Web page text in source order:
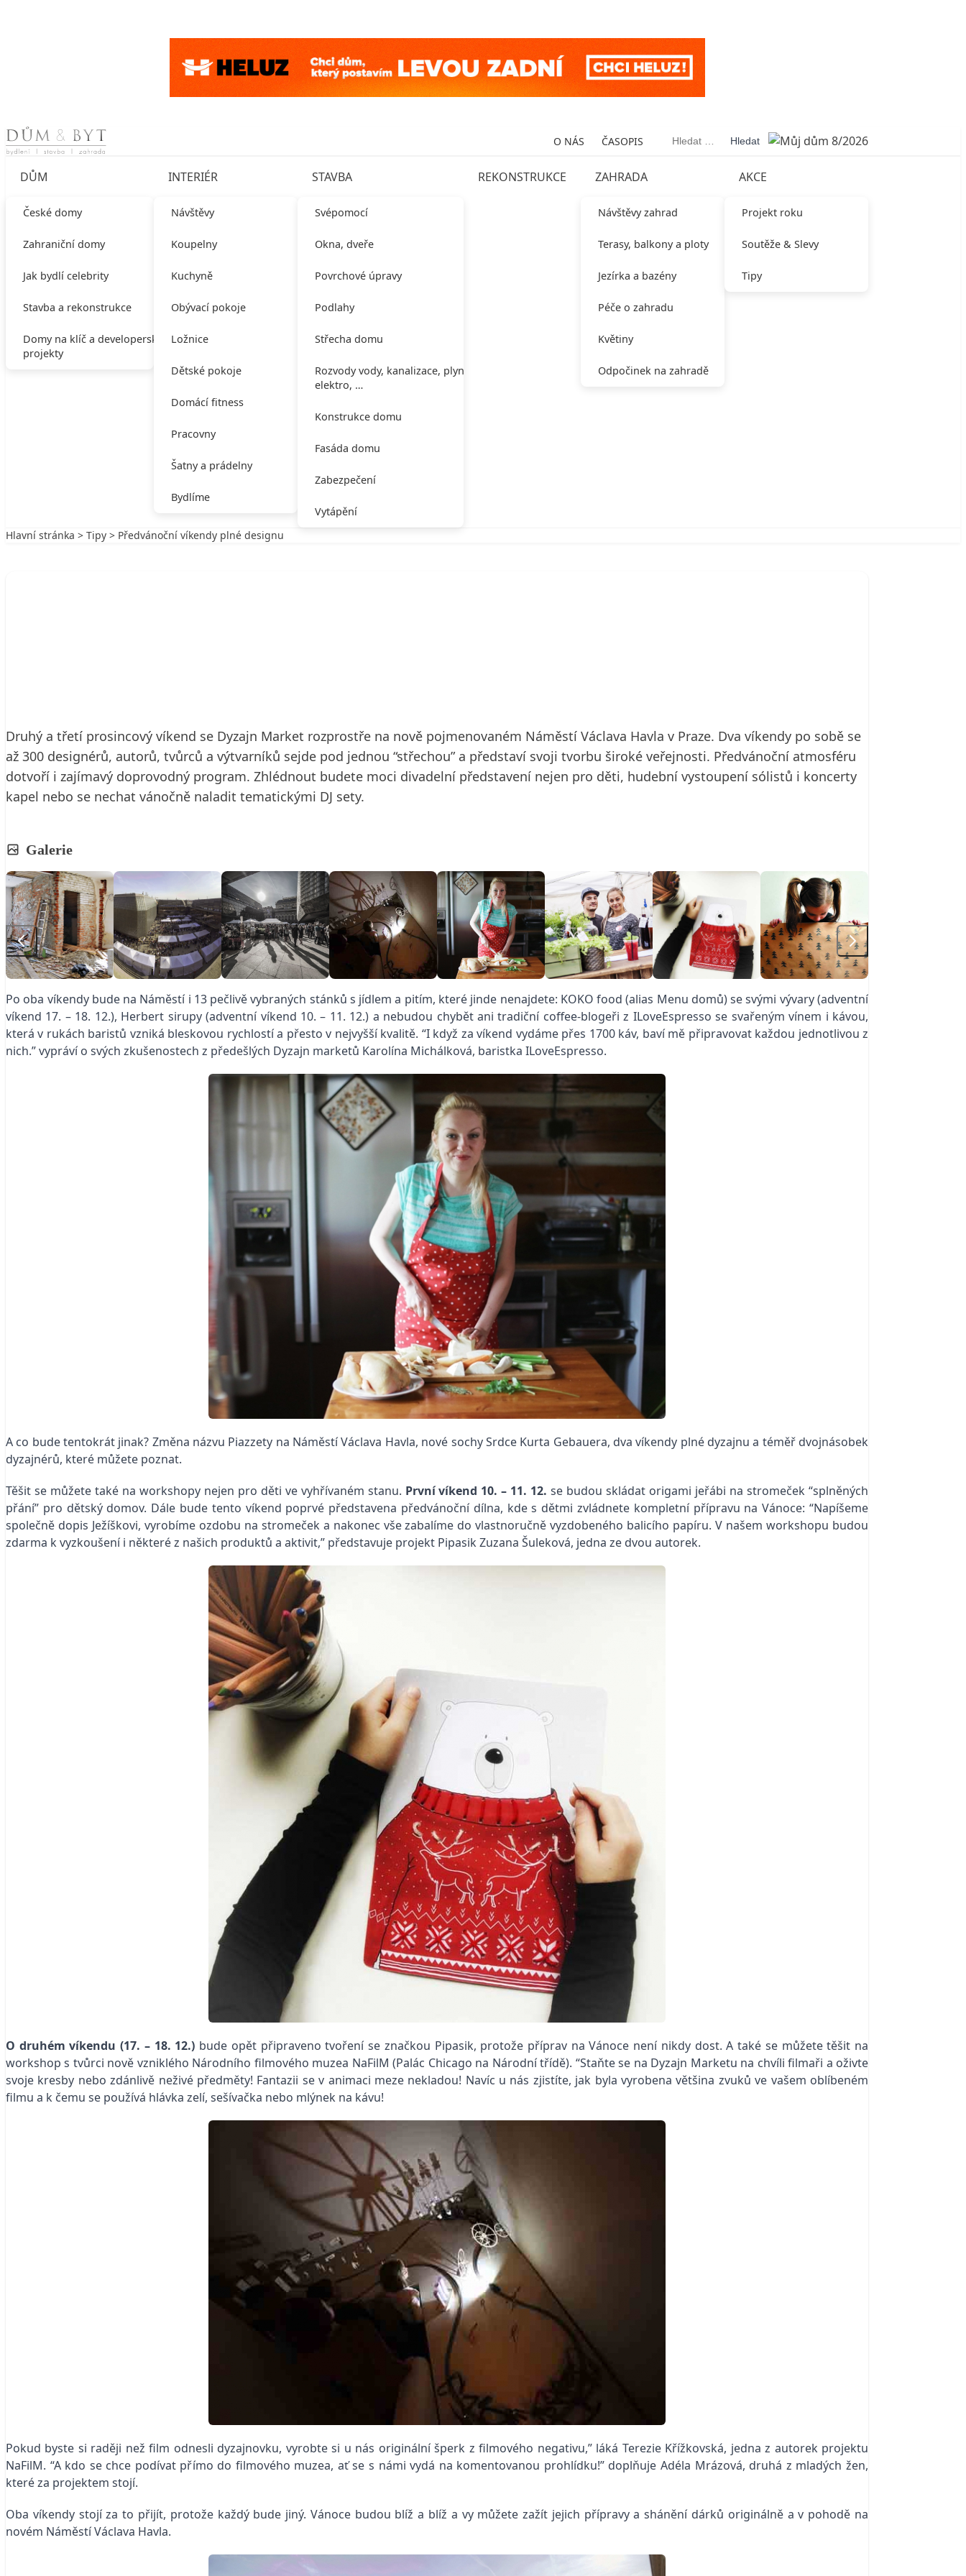
Skip to content O NÁS ČASOPIS Vyhledávání
DŮM
České domy
Zahraniční domy
Jak bydlí celebrity
Stavba a rekonstrukce
Domy na klíč a developerské
projekty
INTERIÉR
Návštěvy
Koupelny
Kuchyně
Obývací pokoje
Ložnice
Dětské pokoje
Domácí fitness
Pracovny
Šatny a prádelny
Bydlíme
STAVBA
Svépomocí
Okna, dveře
Povrchové úpravy
Podlahy
Střecha domu
Rozvody vody, kanalizace, plynu,
elektro, …
Konstrukce domu
Fasáda domu
Zabezpečení
Vytápění
REKONSTRUKCE ZAHRADA
Návštěvy zahrad
Terasy, balkony a ploty
Jezírka a bazény
Péče o zahradu
Květiny
Odpočinek na zahradě
AKCE
Projekt roku
Soutěže & Slevy
Tipy
Hlavní stránka > Tipy > Předvánoční víkendy plné designu
Druhý a třetí prosincový víkend se Dyzajn Market rozprostře na nově pojmenovaném Náměstí Václava Havla v Praze. Dva víkendy po sobě se
až 300 designérů, autorů, tvůrců a výtvarníků sejde pod jednou “střechou” a představí svoji tvorbu široké veřejnosti. Předvánoční atmosféru
dotvoří i zajímavý doprovodný program. Zhlédnout budete moci divadelní představení nejen pro děti, hudební vystoupení sólistů i koncerty
kapel nebo se nechat vánočně naladit tematickými DJ sety.
Galerie
Po oba víkendy bude na Náměstí i 13 pečlivě vybraných stánků s jídlem a pitím, které jinde nenajdete: KOKO food (alias Menu domů) se svými vývary (adventní
víkend 17. – 18. 12.), Herbert sirupy (adventní víkend 10. – 11. 12.) a nebudou chybět ani tradiční coffee-blogeři z ILoveEspresso se svařeným vínem i kávou,
která v rukách baristů vzniká bleskovou rychlostí a přesto v nejvyšší kvalitě. “I když za víkend vydáme přes 1700 káv, baví mě připravovat každou jednotlivou z
nich.” vypráví o svých zkušenostech z předešlých Dyzajn marketů Karolína Michálková, baristka ILoveEspresso.
A co bude tentokrát jinak? Změna názvu Piazzety na Náměstí Václava Havla, nové sochy Srdce Kurta Gebauera, dva víkendy plné dyzajnu a téměř dvojnásobek
dyzajnérů, které můžete poznat.
Těšit se můžete také na workshopy nejen pro děti ve vyhřívaném stanu. První víkend 10. – 11. 12. se budou skládat origami jeřábi na stromeček “splněných
přání” pro dětský domov. Dále bude tento víkend poprvé představena předvánoční dílna, kde s dětmi zvládnete kompletní přípravu na Vánoce: “Napíšeme
společně dopis Ježíškovi, vyrobíme ozdobu na stromeček a nakonec vše zabalíme do vlastnoručně vyzdobeného balicího papíru. V našem workshopu budou
zdarma k vyzkoušení i některé z našich produktů a aktivit,” představuje projekt Pipasik Zuzana Šuleková, jedna ze dvou autorek.
O druhém víkendu (17. – 18. 12.) bude opět připraveno tvoření se značkou Pipasik, protože příprav na Vánoce není nikdy dost. A také se můžete těšit na
workshop s tvůrci nově vzniklého Národního filmového muzea NaFilM (Palác Chicago na Národní třídě). “Staňte se na Dyzajn Marketu na chvíli filmaři a oživte
svoje kresby nebo zdánlivě neživé předměty! Fantazii se v animaci meze nekladou! Navíc u nás zjistíte, jak byla vyrobena většina zvuků ve vašem oblíbeném
filmu a k čemu se používá hlávka zelí, sešívačka nebo mlýnek na kávu!
Pokud byste si raději než film odnesli dyzajnovku, vyrobte si u nás originální šperk z filmového negativu,” láká Terezie Křížkovská, jedna z autorek projektu
NaFilM. “A kdo se chce podívat přímo do filmového muzea, ať se s námi vydá na komentovanou prohlídku!” doplňuje Adéla Mrázová, druhá z mladých žen,
které za projektem stojí.
Oba víkendy stojí za to přijít, protože každý bude jiný. Vánoce budou blíž a blíž a vy můžete zažít jejich přípravy a shánění dárků originálně a v pohodě na
novém Náměstí Václava Havla.